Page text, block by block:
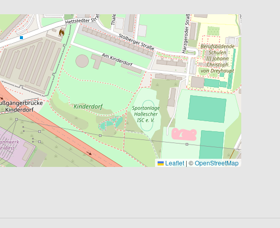
Leaflet | ©OpenStreetMap